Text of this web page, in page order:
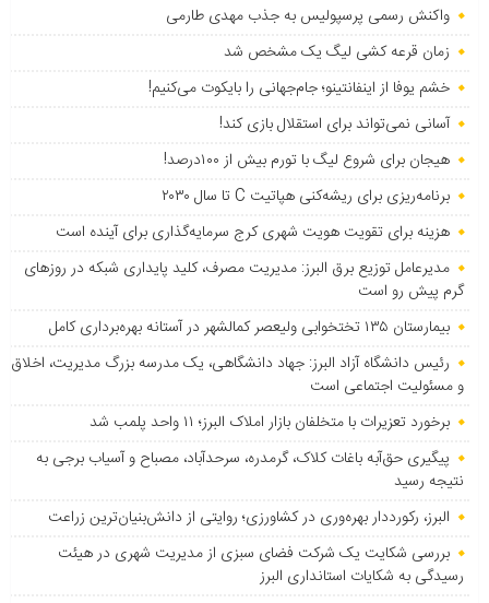
واکنش رسمی پرسپولیس به جذب مهدی طارمی
زمان قرعه کشی لیگ یک مشخص شد
خشم یوفا از اینفانتینو؛ جام‌جهانی را بایکوت می‌کنیم!
آسانی نمی‌تواند برای استقلال بازی کند!
هیجان برای شروع لیگ با تورم بیش از ۱۰۰درصد!
برنامه‌ریزی برای ریشه‌کنی هپاتیت C تا سال ۲۰۳۰
هزینه برای تقویت هویت شهری کرج سرمایه‌گذاری برای آینده است
مدیرعامل توزیع برق البرز: مدیریت مصرف، کلید پایداری شبکه در روزهای
گرم پیش رو است
بیمارستان ۱۳۵ تختخوابی ولیعصر کمالشهر در آستانه بهره‌برداری کامل
رئیس دانشگاه آزاد البرز: جهاد دانشگاهی، یک مدرسه بزرگ مدیریت، اخلاق
و مسئولیت اجتماعی است
برخورد تعزیرات با متخلفان بازار املاک البرز؛ ۱۱ واحد پلمب شد
پیگیری حق‌آبه باغات کلاک، گرمدره، سرحدآباد، مصباح و آسیاب برجی به
نتیجه رسید
البرز، رکورددار بهره‌وری در کشاورزی؛ روایتی از دانش‌بنیان‌ترین زراعت
بررسی شکایت یک شرکت فضای سبزی از مدیریت شهری در هیئت
رسیدگی به شکایات استانداری البرز